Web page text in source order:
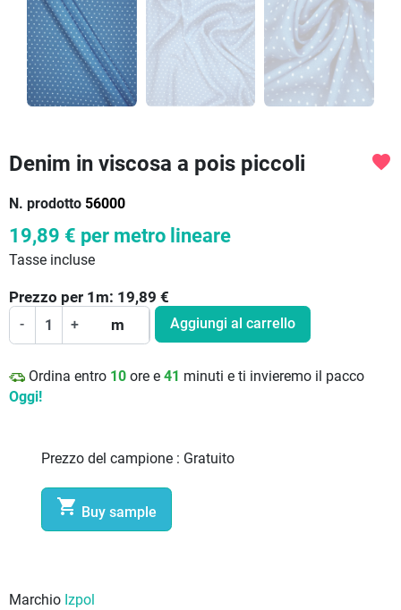
Denim in viscosa a pois piccoli
N. prodotto 56000
favorite
19,89 € per metro lineare
Tasse incluse
Prezzo per 1 m: 19,89 €
- + m Aggiungi al carrello
Ordina entro 10 ore e 41 minuti e ti invieremo il pacco
Oggi!
Prezzo del campione : Gratuito
 Buy sample
Marchio Izpol